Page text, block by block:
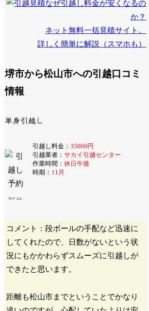
なぜ引越し料金が安くなるの
か？
ネット無料一括見積サイト。
詳しく簡単に解説（スマホも）
堺市から松山市への引越口コミ
情報
単身引越し
ﾀﾂﾝﾄﾞさん
引越し料金： 35000円
引越業者： サカイ引越センター
作業時間： 休日午後
時期： 11月
コメント：段ボールの手配など迅速に
してくれたので、日数がないという状
況にもかかわらずスムーズに引越しが
できたと思います。
距離も松山市までということでかなり